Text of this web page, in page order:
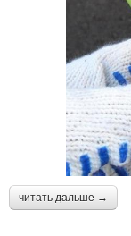
читать дальше →